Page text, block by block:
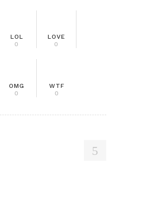
LOL
0
LOVE
0
OMG
0
WTF
0